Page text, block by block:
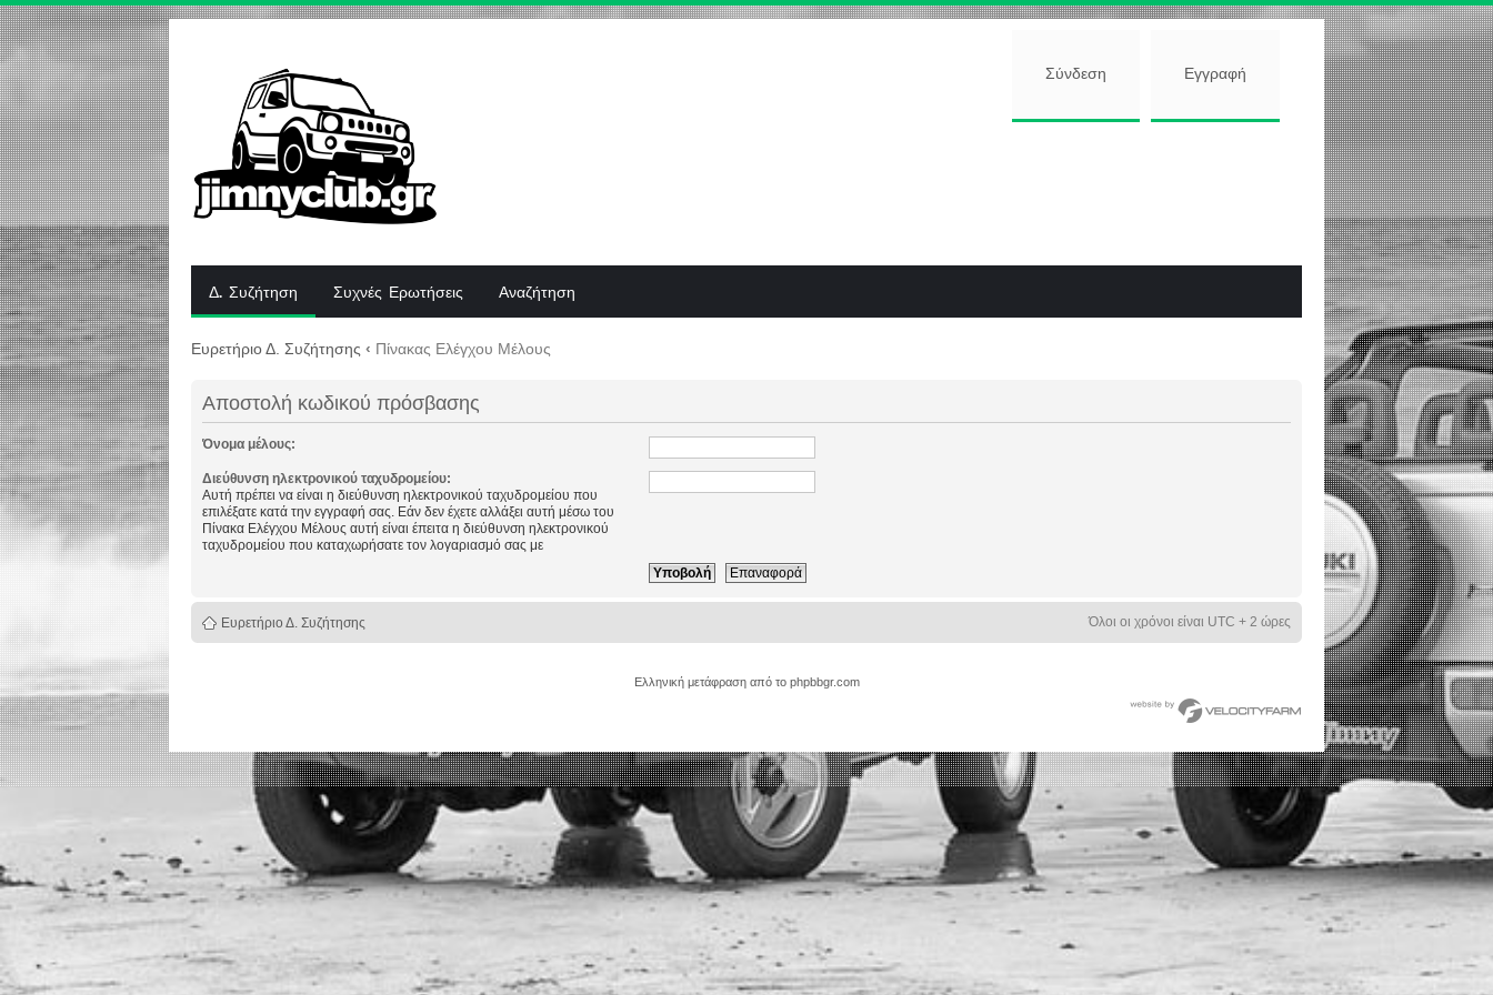
Σύνδεση Εγγραφή
Δ. Συζήτηση Συχνές Ερωτήσεις Αναζήτηση
Ευρετήριο Δ. Συζήτησης ‹ Πίνακας Ελέγχου Μέλους
Αποστολή κωδικού πρόσβασης
Όνομα μέλους:
Διεύθυνση ηλεκτρονικού ταχυδρομείου:
Αυτή πρέπει να είναι η διεύθυνση ηλεκτρονικού ταχυδρομείου που
επιλέξατε κατά την εγγραφή σας. Εάν δεν έχετε αλλάξει αυτή μέσω του
Πίνακα Ελέγχου Μέλους αυτή είναι έπειτα η διεύθυνση ηλεκτρονικού
ταχυδρομείου που καταχωρήσατε τον λογαριασμό σας με
Ευρετήριο Δ. Συζήτησης Όλοι οι χρόνοι είναι UTC + 2 ώρες
Ελληνική μετάφραση από το phpbbgr.com